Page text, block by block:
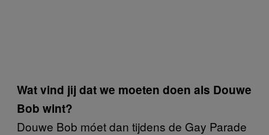
Wat vind jij dat we moeten doen als Douwe
Bob wint?
Douwe Bob móet dan tijdens de Gay Parade